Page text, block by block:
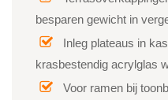
besparen gewicht in
Inleg plateaus in
krasbestendig acrylglas
Voor ramen bij